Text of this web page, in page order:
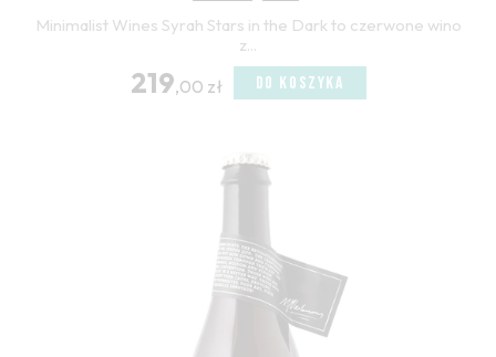
Minimalist Wines Syrah Stars in the Dark to czerwone wino
z...
219,00 zł DO KOSZYKA